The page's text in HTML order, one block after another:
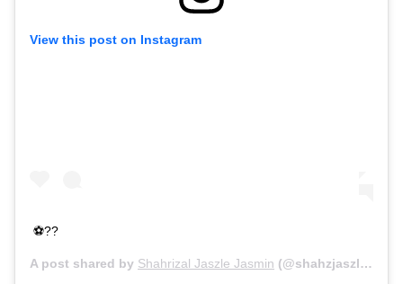
View this post on Instagram
⚽️??
A post shared by Shahrizal Jaszle Jasmin (@shahzjaszle) on